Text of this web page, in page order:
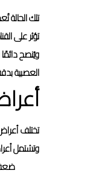
تلك الحالة
تؤثر على
ويُنصح
العصبية
تختلف
وتشتمل